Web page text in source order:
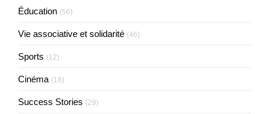
Éducation (56)
Vie associative et solidarité (46)
Sports (12)
Cinéma (18)
Success Stories (29)